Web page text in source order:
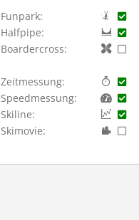
Funpark:
Halfpipe:
Boardercross:
Zeitmessung:
Speedmessung:
Skiline:
Skimovie: